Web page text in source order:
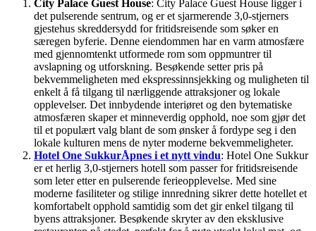
City Palace Guest House: City Palace Guest House ligger i
det pulserende sentrum, og er et sjarmerende 3,0-stjerners
gjestehus skreddersydd for fritidsreisende som søker en
særegen byferie. Denne eiendommen har en varm atmosfære
med gjennomtenkt utformede rom som oppmuntrer til
avslapning og utforskning. Besøkende setter pris på
bekvemmeligheten med ekspressinnsjekking og muligheten til
enkelt å få tilgang til nærliggende attraksjoner og lokale
opplevelser. Det innbydende interiøret og den bytematiske
atmosfæren skaper et minneverdig opphold, noe som gjør det
til et populært valg blant de som ønsker å fordype seg i den
lokale kulturen mens de nyter moderne bekvemmeligheter.
Hotel One SukkurÅpnes i et nytt vindu: Hotel One Sukkur
er et herlig 3,0-stjerners hotell som passer for fritidsreisende
som leter etter en pulserende ferieopplevelse. Med sine
moderne fasiliteter og stilige innredning sikrer dette hotellet et
komfortabelt opphold samtidig som det gir enkel tilgang til
byens attraksjoner. Besøkende skryter av den eksklusive